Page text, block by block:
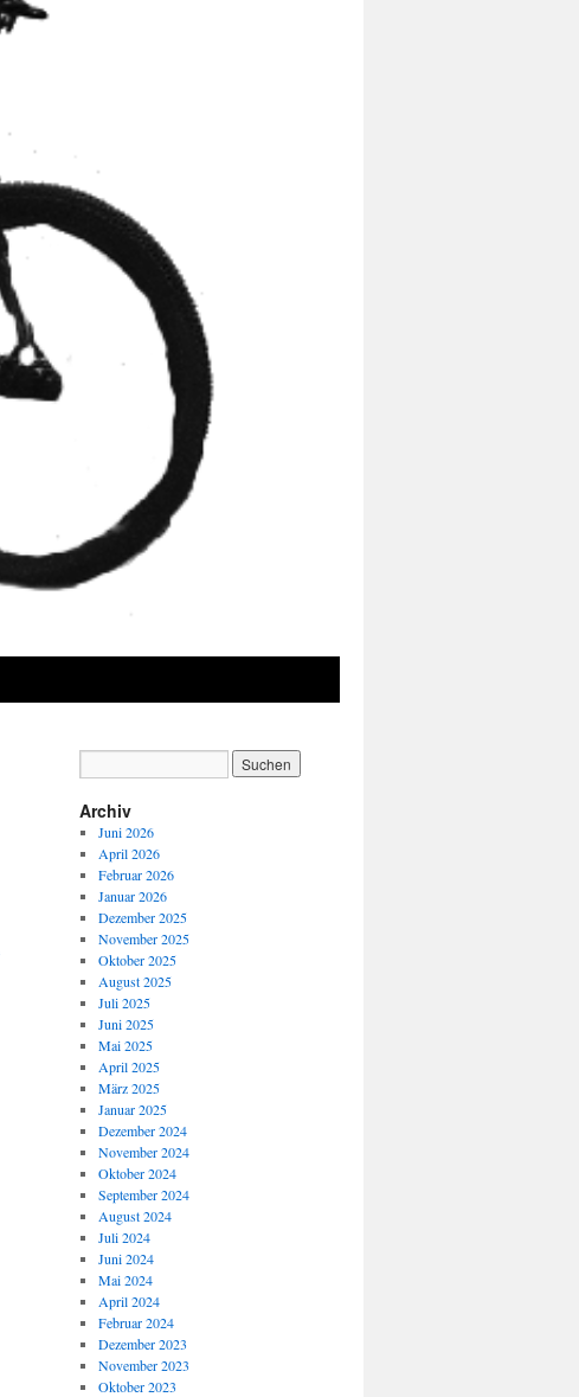
Archiv
Juni 2026
April 2026
Februar 2026
Januar 2026
Dezember 2025
November 2025
Oktober 2025
August 2025
Juli 2025
Juni 2025
Mai 2025
April 2025
März 2025
Januar 2025
Dezember 2024
November 2024
Oktober 2024
September 2024
August 2024
Juli 2024
Juni 2024
Mai 2024
April 2024
Februar 2024
Dezember 2023
November 2023
Oktober 2023